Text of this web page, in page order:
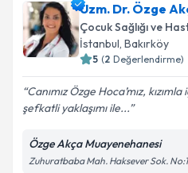
Prof. Dr. Yılmaz Yozgat
oluşturun. Size bu
takvim hazırlandığında e-
Kişisel verilerimin
Metni'ni okudum ve
Uzm. Dr. Özge
Çocuk Sağlığı ve
İstanbul, Bakırköy
5 (2 Değerlendirme)
Canımız Özge Hoca’mız,
şefkatli yaklaşımı ile...
Özge Akça Muayenehanesi
Zuhuratbaba Mah. Haksever Sok.